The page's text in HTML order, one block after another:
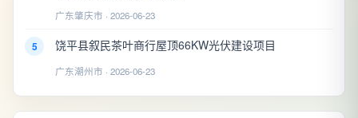
广东肇庆市 · 2026-06-23
5 饶平县叙民茶叶商行屋顶66KW光伏建设项目
广东潮州市 · 2026-06-23